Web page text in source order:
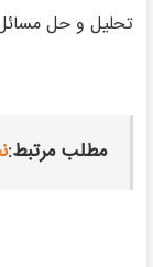
تحلیل و حل مسائل
مطلب مرتبط: